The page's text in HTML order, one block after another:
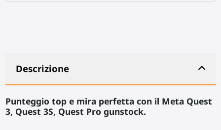
Descrizione
Punteggio top e mira perfetta con il Meta Quest
3, Quest 3S, Quest Pro gunstock.